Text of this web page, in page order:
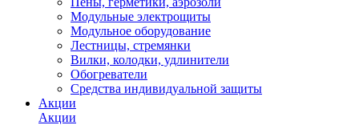
Модульные электрощиты
Модульное оборудование
Лестницы, стремянки
Вилки, колодки, удлинители
Обогреватели
Средства индивидуальной защиты
Акции
Акции